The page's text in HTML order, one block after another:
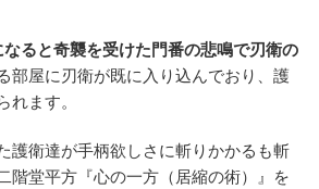
ると奇襲を受けた門番の悲鳴で刃衛の
部屋に刃衛が既に入り込んでおり、護
れます。
護衛達が手柄欲しさに斬りかかるも斬
階堂平方『心の一方（居縮の術）』を